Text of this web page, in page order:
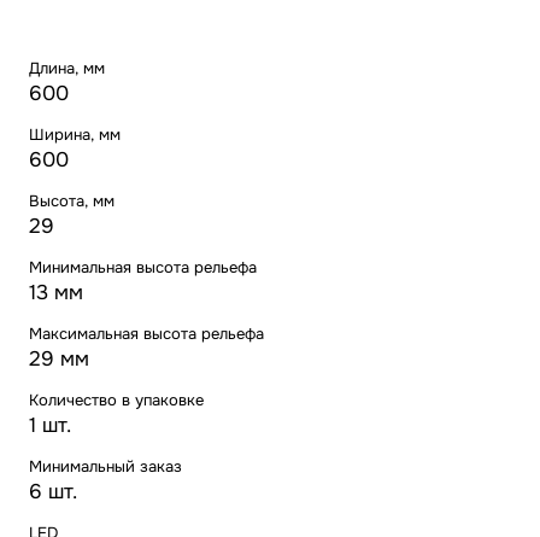
Длина, мм
600
Ширина, мм
600
Высота, мм
29
Минимальная высота рельефа
13 мм
Максимальная высота рельефа
29 мм
Количество в упаковке
1 шт.
Минимальный заказ
6 шт.